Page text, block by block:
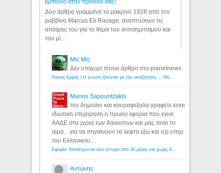
εμπόδιο στην πρόοδό σας!
Δύο άρθρα γραμμένα το μακρινό 1928 από τον
ραββίνο Marcus Eli Ravage, αναπτύσουν τις
απόψεις του για το θέμα του αντισημιτισμού και
του μί...
Mic Mic
Δεν υπάρχει τέτοιο άρθρο στο planetnews
Λόγιος Ερμής | Η γνώση ξεκινάει με την αναζήτηση...: Ιδού οι 18 που χρωστούν 11 δις ευρώ!
Manos Sapountzakis
πιο δημοσιο και κουραφεξαλα γραφετε ειναι
ιδιωτικη επιχειρηση η πρωην εφορια που εγινε
ΑΑΔΕ στα χερια των δανειστων και μας πινει το
αιμα... για να πηγαινουν τα λεφτα εξω και οχι υπερ
του Ελληνικου...
Εφορία: Κατάσχονται όλα ύστερα από 30 μέρες και χωρίς δικαστικές αποφάσεις - Λόγιος Ερμής
Αντώνης